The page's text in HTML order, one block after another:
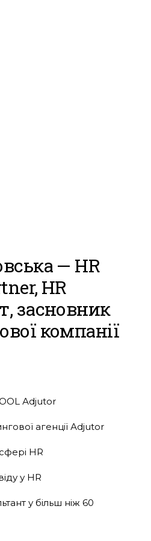
— HR
HR
засновник
компанії
Аdjutor
агенції Аdjutor
HR
у HR
у більш ніж 60